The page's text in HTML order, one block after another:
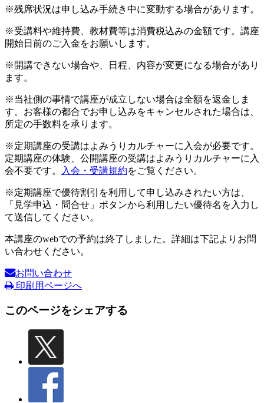
※残席状況は申し込み手続き中に変動する場合があります。
※受講料や維持費、教材費等は消費税込みの金額です。講座
開始日前のご入金をお願いします。
※開講できない場合や、日程、内容が変更になる場合があり
ます。
※当社側の事情で講座が成立しない場合は全額を返金しま
す。お客様の都合でお申し込みをキャンセルされた場合は、
所定の手数料を承ります。
※定期講座の受講はよみうりカルチャーに入会が必要です。
定期講座の体験、公開講座の受講はよみうりカルチャーに入
会不要です。
入会・受講規約をご覧ください。
※定期講座で優待割引を利用して申し込みされたい方は、
「見学申込・問合せ」ボタンから利用したい優待名を入力し
て送信してください。
本講座のwebでの予約は終了しました。詳細は下記よりお問
い合わせください。
お問い合わせ
印刷用ページへ
このページをシェアする